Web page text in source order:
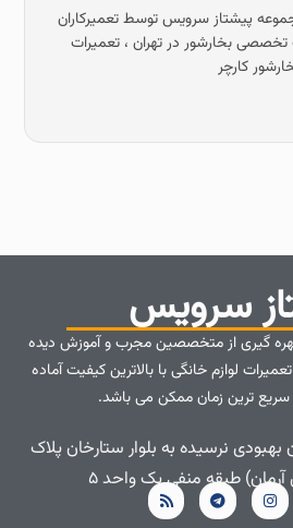
پیشتاز سرویس توسط تعمیرکاران
تخصصی بخارشور در تهران ، تعمیرات
کارچر
سرویس
گیری از متخصصین مجرب و آموزش دیده
لوازم خانگی با بالاترین کیفیت آماده
ترین زمان ممکن می باشد.
بهبودی نرسیده به بلوار ستارخان پلاک